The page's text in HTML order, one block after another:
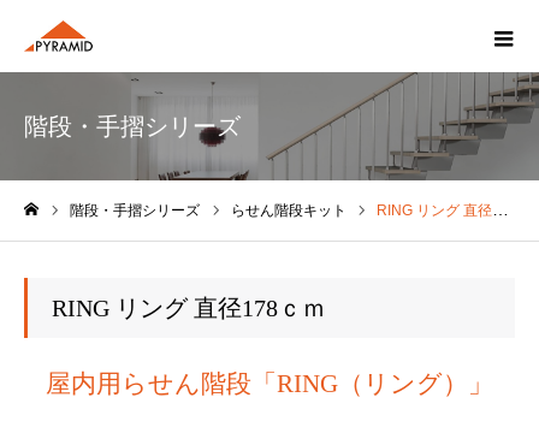
階段・手摺シリーズ
階段・手摺シリーズ らせん階段キット RING リング 直径178ｃｍ
RING リング 直径178ｃｍ
屋内用らせん階段「RING（リング）」